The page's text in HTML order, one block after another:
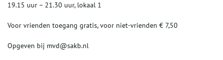
19.15 uur – 21.30 uur, lokaal 1
Voor vrienden toegang gratis, voor niet-vrienden € 7,50
Opgeven bij mvd@sakb.nl